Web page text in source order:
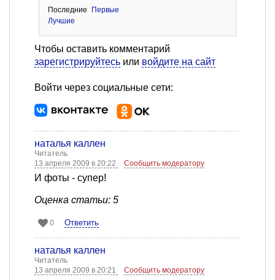
Последние
Первые
Лучшие
Чтобы оставить комментарий
зарегистрируйтесь или войдите на сайт
Войти через социальные сети:
наталья каллен
Читатель
13 апреля 2009 в 20:22
Сообщить модератору
И фоты - супер!
Оценка статьи: 5
0 Ответить
наталья каллен
Читатель
13 апреля 2009 в 20:21
Сообщить модератору